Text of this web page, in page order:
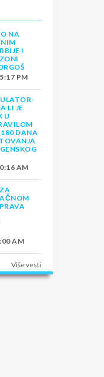
NA
I
PM
LI JE
U
DANA
AM
AM
Više vesti